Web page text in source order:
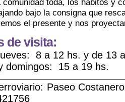
toda, los hábitos y
bajo la consigna que
el presente y nos
de visita:
8 a 12 hs. y de 13
domingos: 15 a 19 hs.
Paseo